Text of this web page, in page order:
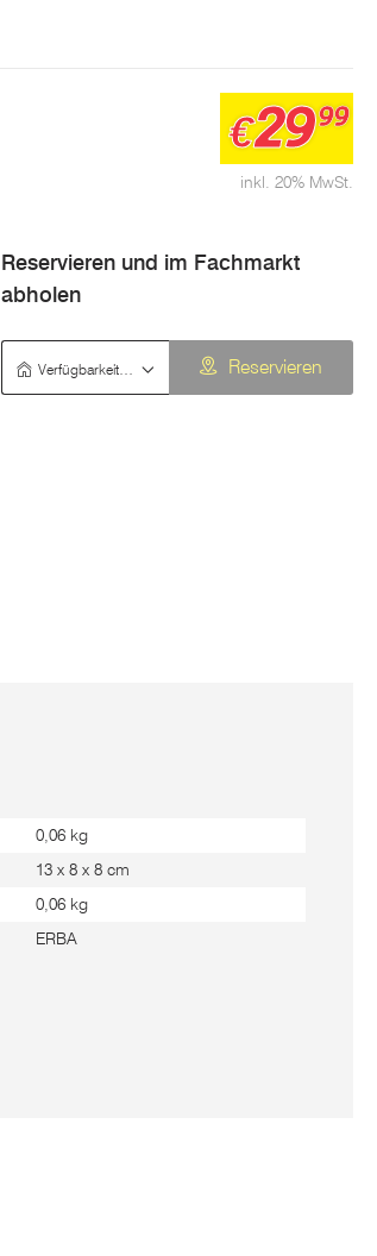
inkl. 20% MwSt.
€2999
Reservieren und im Fachmarkt
abholen
Reservieren
0,06 kg
13 x 8 x 8 cm
0,06 kg
ERBA